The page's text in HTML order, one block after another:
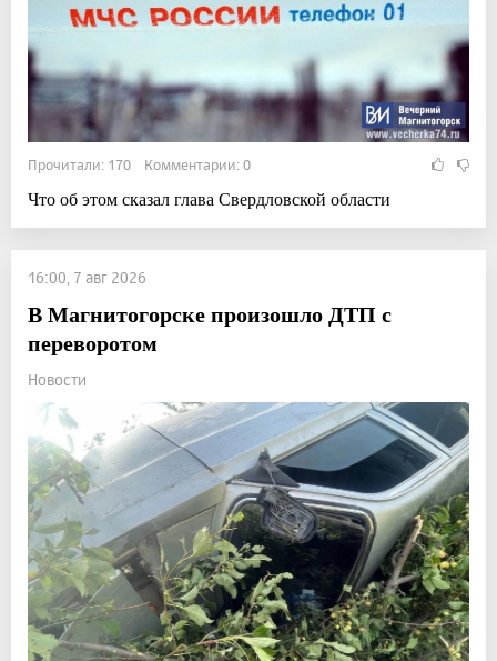
Прочитали: 170 Комментарии: 0
Что об этом сказал глава Свердловской области
16:00, 7 авг 2026
В Магнитогорске произошло ДТП с
переворотом
Новости